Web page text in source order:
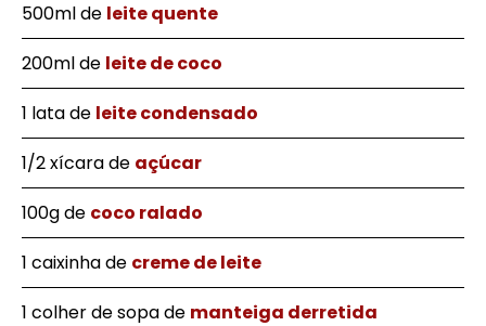
500ml de leite quente
200ml de leite de coco
1 lata de leite condensado
1/2 xícara de açúcar
100g de coco ralado
1 caixinha de creme de leite
1 colher de sopa de manteiga derretida